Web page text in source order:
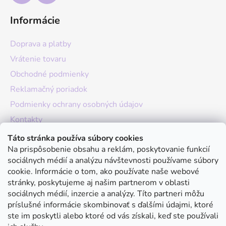
Táto stránka používa súbory cookies
Na prispôsobenie obsahu a reklám, poskytovanie funkcií
sociálnych médií a analýzu návštevnosti používame súbory
cookie. Informácie o tom, ako používate naše webové
stránky, poskytujeme aj našim partnerom v oblasti
sociálnych médií, inzercie a analýzy. Títo partneri môžu
príslušné informácie skombinovať s ďalšími údajmi, ktoré
ste im poskytli alebo ktoré od vás získali, keď ste používali
Informácie
Doprava a platby
Vrátenie tovaru
Obchodné podmienky
Reklamačný poriadok
Podmienky ochrany osobných údajov
Kontakty
O nás
Hodnotenie obchodu
Moja objednávka
Instagram